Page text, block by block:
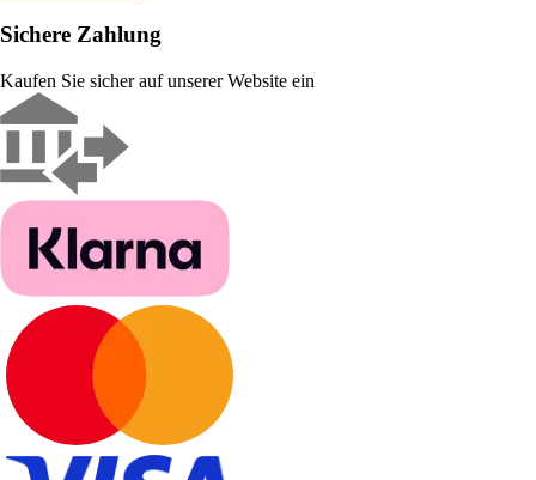
Sichere Zahlung
Kaufen Sie sicher auf unserer Website ein